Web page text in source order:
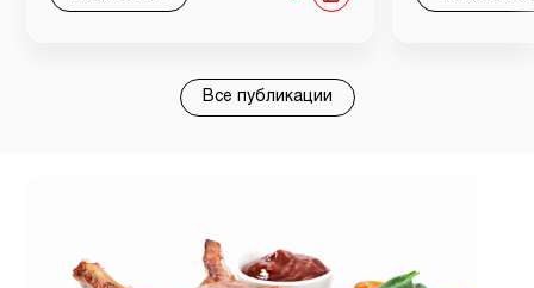
Все публикации